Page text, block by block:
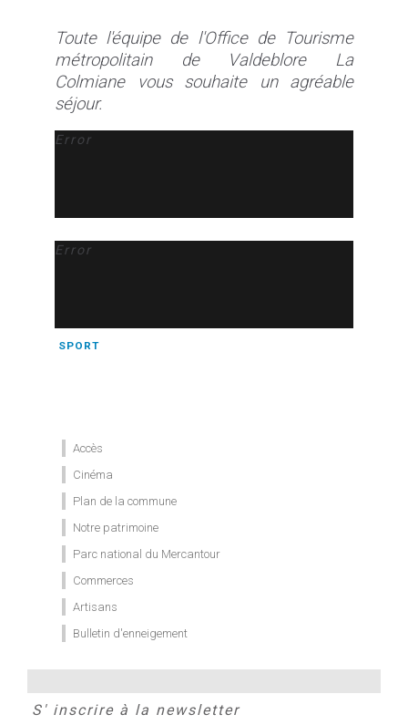
Toute l'équipe de l'Office de Tourisme
métropolitain de Valdeblore La
Colmiane vous souhaite un agréable
séjour.
Error
Error
SPORT
Accès
Cinéma
Plan de la commune
Notre patrimoine
Parc national du Mercantour
Commerces
Artisans
Bulletin d'enneigement
S' inscrire à la newsletter